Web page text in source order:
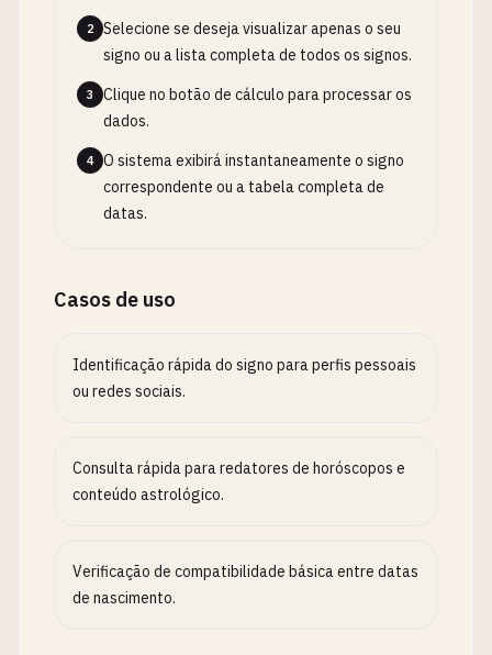
2
Selecione se deseja visualizar apenas o seu
signo ou a lista completa de todos os signos.
3
Clique no botão de cálculo para processar os
dados.
4
O sistema exibirá instantaneamente o signo
correspondente ou a tabela completa de
datas.
Casos de uso
Identificação rápida do signo para perfis pessoais
ou redes sociais.
Consulta rápida para redatores de horóscopos e
conteúdo astrológico.
Verificação de compatibilidade básica entre datas
de nascimento.